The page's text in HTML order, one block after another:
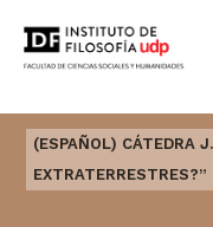
(ESPAÑOL) CÁTEDRA
EXTRATERRESTRES?”